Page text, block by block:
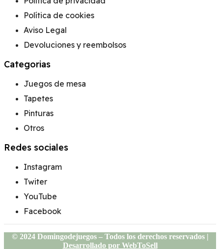
Política de cookies
Aviso Legal
Devoluciones y reembolsos
Categorias
Juegos de mesa
Tapetes
Pinturas
Otros
Redes sociales
Instagram
Twiter
YouTube
Facebook
© 2024 Domingodejuegos – Todos los derechos reservados |
Desarrollado por WebToSell